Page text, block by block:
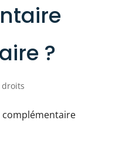
?
droits